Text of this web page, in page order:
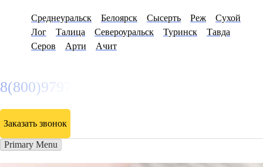
Среднеуральск Белоярск Сысерть Реж
Сухой
Лог
Талица Североуральск Туринск
Тавда
Серов
Арти Ачит
8(800)9797043
Заказать звонок
Primary Menu